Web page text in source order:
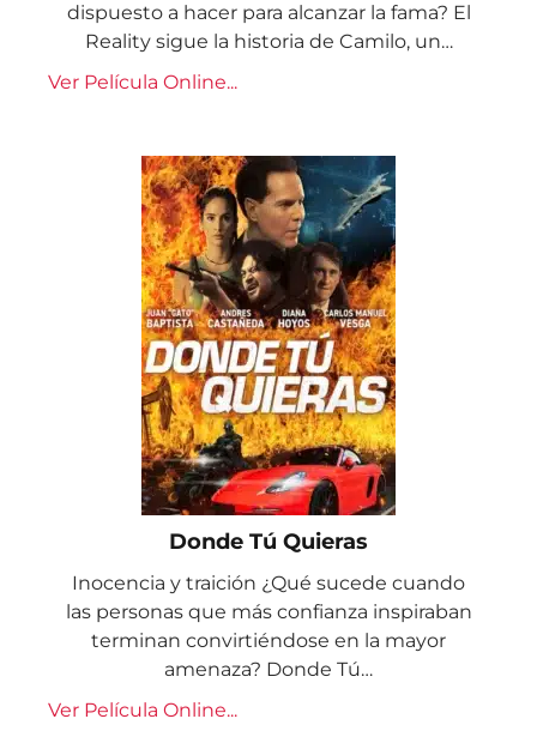
dispuesto a hacer para alcanzar la fama? El
Reality sigue la historia de Camilo, un…
Ver Película Online...
Donde Tú Quieras
Inocencia y traición ¿Qué sucede cuando
las personas que más confianza inspiraban
terminan convirtiéndose en la mayor
amenaza? Donde Tú…
Ver Película Online...